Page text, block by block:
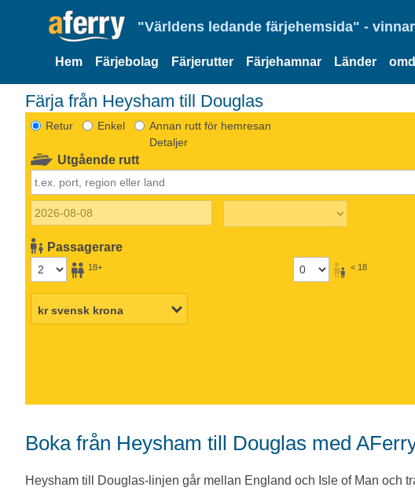
"Världens ledande färjehemsida" -
Hem Färjebolag Färjerutter Färjehamnar Länder
Färja från Heysham till Douglas
Retur Enkel
Annan rutt för hemresan
Detaljer
Utgående rutt
Passagerare
18+ < 18
Boka från Heysham till Douglas med
Heysham till Douglas-linjen går mellan England och Isle of Man och